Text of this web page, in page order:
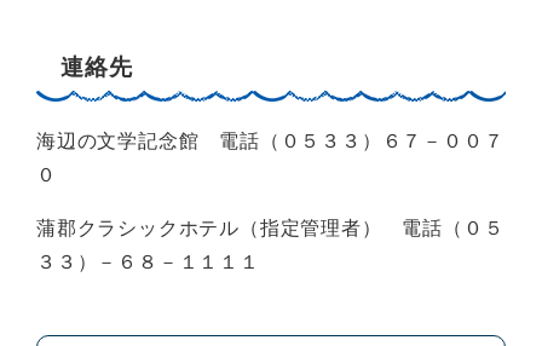
連絡先
海辺の文学記念館 電話（０５３３）６７－００７
０
蒲郡クラシックホテル（指定管理者） 電話（０５
３３）－６８－１１１１